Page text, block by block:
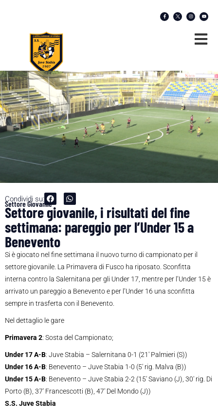
Condividi su:
Settore Giovanile
Settore giovanile, i risultati del fine
settimana: pareggio per l’Under 15 a
Benevento
Si è giocato nel fine settimana il nuovo turno di campionato per il
settore giovanile. La Primavera di Fusco ha riposato. Sconfitta
interna contro la Salernitana per gli Under 17, mentre per l’Under 15 è
arrivato un pareggio a Benevento e per l’Under 16 una sconfitta
sempre in trasferta con il Benevento.
Nel dettaglio le gare
Primavera 2: Sosta del Campionato;
Under 17 A-B: Juve Stabia – Salernitana 0-1 (21′ Palmieri (S))
Under 16 A-B: Benevento – Juve Stabia 1-0 (5′ rig. Malva (B))
Under 15 A-B: Benevento – Juve Stabia 2-2 (15′ Saviano (J), 30′ rig. Di
Porto (B), 37′ Francescotti (B), 47′ Del Mondo (J))
S.S. Juve Stabia